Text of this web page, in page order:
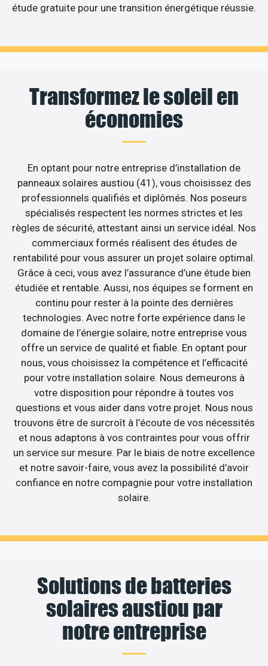
étude gratuite pour une transition énergétique réussie.
Transformez le soleil en
économies
En optant pour notre entreprise d’installation de
panneaux solaires austiou (41), vous choisissez des
professionnels qualifiés et diplômés. Nos poseurs
spécialisés respectent les normes strictes et les
règles de sécurité, attestant ainsi un service idéal. Nos
commerciaux formés réalisent des études de
rentabilité pour vous assurer un projet solaire optimal.
Grâce à ceci, vous avez l’assurance d’une étude bien
étudiée et rentable. Aussi, nos équipes se forment en
continu pour rester à la pointe des dernières
technologies. Avec notre forte expérience dans le
domaine de l’énergie solaire, notre entreprise vous
offre un service de qualité et fiable. En optant pour
nous, vous choisissez la compétence et l’efficacité
pour votre installation solaire. Nous demeurons à
votre disposition pour répondre à toutes vos
questions et vous aider dans votre projet. Nous nous
trouvons être de surcroît à l’écoute de vos nécessités
et nous adaptons à vos contraintes pour vous offrir
un service sur mesure. Par le biais de notre excellence
et notre savoir-faire, vous avez la possibilité d’avoir
confiance en notre compagnie pour votre installation
solaire.
Solutions de batteries
solaires austiou par
notre entreprise